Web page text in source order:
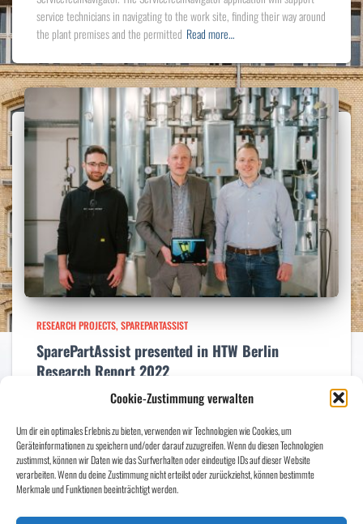
Cookie-Zustimmung verwalten
Um dir ein optimales Erlebnis zu bieten, verwenden wir Technologien wie Cookies, um
Geräteinformationen zu speichern und/oder darauf zuzugreifen. Wenn du diesen Technologien
zustimmst, können wir Daten wie das Surfverhalten oder eindeutige IDs auf dieser Website
verarbeiten. Wenn du deine Zustimmung nicht erteilst oder zurückziehst, können bestimmte
Merkmale und Funktionen beeinträchtigt werden.
service technicians in navigating to the work site, finding their way around
the plant premises and the permitted Read more…
RESEARCH PROJECTS SPAREPARTASSIST
SparePartAssist presented in HTW Berlin
Research Report 2022
Our now completed research project SparePartAssist is presented in
Applied Sciences. Here is the teaser: “Spare parts – we’ll find you! Is
Read more…